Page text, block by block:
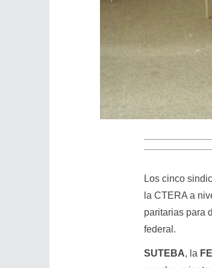
Los cinco
la CTERA a
paritarias para
federal.
SUTEBA, la